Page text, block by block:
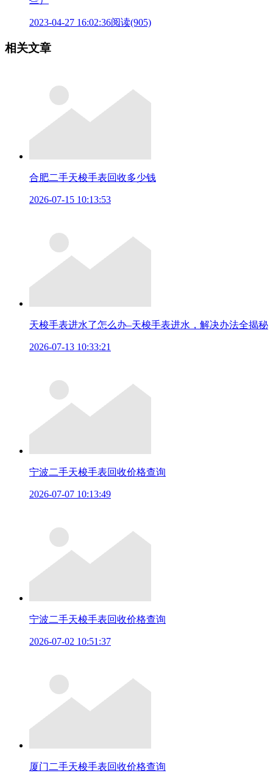
2023-04-27 16:02:36阅读(905)
相关文章
合肥二手天梭手表回收多少钱
2026-07-15 10:13:53
天梭手表进水了怎么办–天梭手表进水，解决办法全揭秘
2026-07-13 10:33:21
宁波二手天梭手表回收价格查询
2026-07-07 10:13:49
宁波二手天梭手表回收价格查询
2026-07-02 10:51:37
厦门二手天梭手表回收价格查询